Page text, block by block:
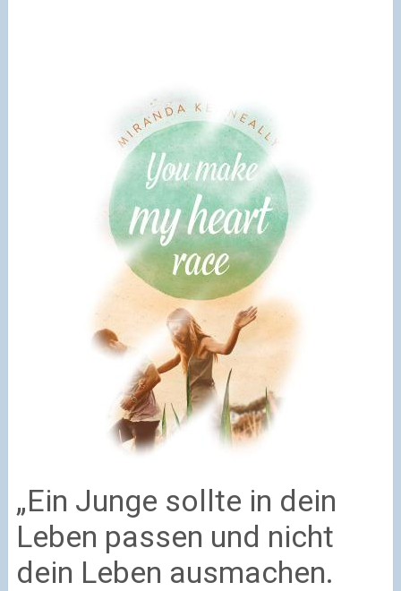
„Ein Junge sollte in dein
Leben passen und nicht
dein Leben ausmachen.